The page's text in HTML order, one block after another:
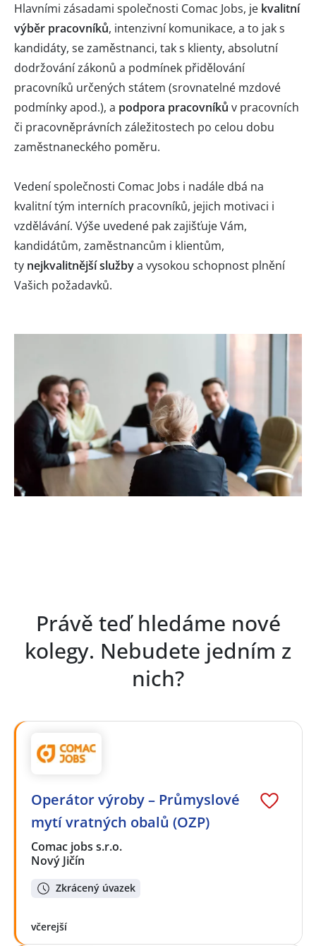
Hlavními zásadami společnosti Comac Jobs, je kvalitní
výběr pracovníků, intenzivní komunikace, a to jak s
kandidáty, se zaměstnanci, tak s klienty, absolutní
dodržování zákonů a podmínek přidělování
pracovníků určených státem (srovnatelné mzdové
podmínky apod.), a podpora pracovníků v pracovních
či pracovněprávních záležitostech po celou dobu
zaměstnaneckého poměru.
Vedení společnosti Comac Jobs i nadále dbá na
kvalitní tým interních pracovníků, jejich motivaci i
vzdělávání. Výše uvedené pak zajišťuje Vám,
kandidátům, zaměstnancům i klientům,
ty nejkvalitnější službya vysokou schopnost plnění
Vašich požadavků.
Právě teď hledáme nové
kolegy. Nebudete jedním z
nich?
Operátor výroby – Průmyslové
mytí vratných obalů (OZP)
Comac jobs s.r.o.
Nový Jičín
Zkrácený úvazek
včerejší